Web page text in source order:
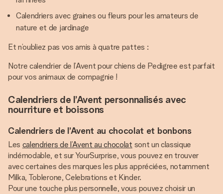
Calendriers avec graines ou fleurs pour les amateurs de
nature et de jardinage
Et n’oubliez pas vos amis à quatre pattes :
Notre calendrier de l’Avent pour chiens de Pedigree est parfait
pour vos animaux de compagnie !
Calendriers de l’Avent personnalisés avec
nourriture et boissons
Calendriers de l’Avent au chocolat et bonbons
Les calendriers de l’Avent au chocolat sont un classique
indémodable, et sur YourSurprise, vous pouvez en trouver
avec certaines des marques les plus appréciées, notamment
Milka, Toblerone, Celebrations et Kinder.
Pour une touche plus personnelle, vous pouvez choisir un